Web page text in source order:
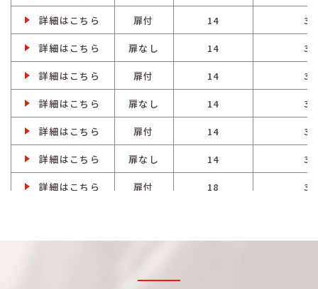
詳細はこちら 扉付 14 3
詳細はこちら 扉なし 14 3
詳細はこちら 扉付 14 3
詳細はこちら 扉なし 14 3
詳細はこちら 扉付 14 3
詳細はこちら 扉なし 14 3
詳細はこちら 扉付 18 3
詳細はこちら 扉付 18 3